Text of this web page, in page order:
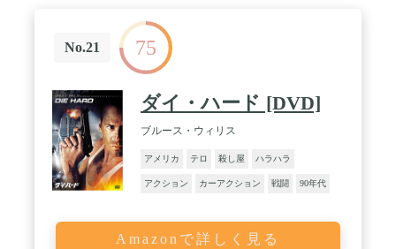
No.21 75
ダイ・ハード [DVD]
ブルース・ウィリス
アメリカ テロ 殺し屋 ハラハラ
アクション カーアクション 戦闘 90年代
Amazonで詳しく見る